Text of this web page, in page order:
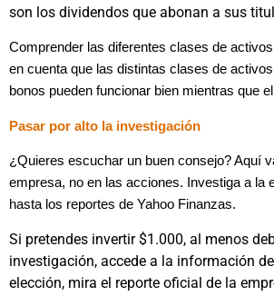
son los dividendos que abonan a sus
Comprender las diferentes clases de
en cuenta que las distintas clases de
bonos pueden funcionar bien mientras que
Pasar por alto la investigación
¿Quieres escuchar un buen consejo? Aquí
empresa, no en las acciones. Investiga a la
hasta los reportes de Yahoo Finanzas.
Si pretendes invertir $1.000, al menos
investigación, accede a la información
elección, mira el reporte oficial de la